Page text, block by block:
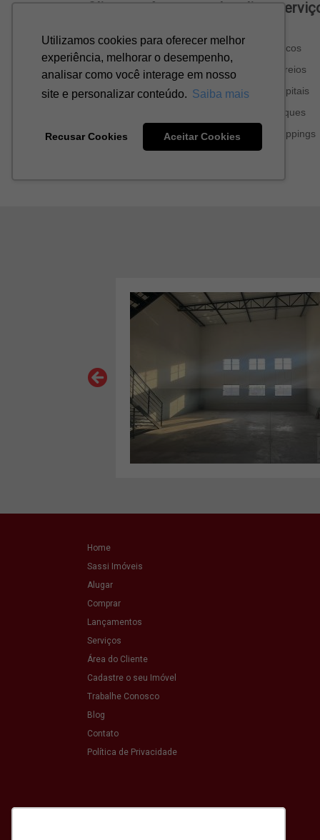
Home
Sassi Imóveis
Alugar
Comprar
Lançamentos
Serviços
Área do Cliente
Cadastre o seu Imóvel
Trabalhe Conosco
Blog
Contato
Política de Privacidade